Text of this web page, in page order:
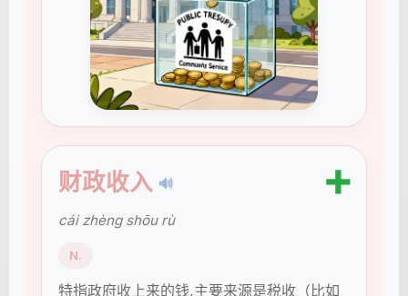
财政收入 🔊 ➕
cái zhèng shōu rù
N.
特指政府收上来的钱,主要来源是税收（比如